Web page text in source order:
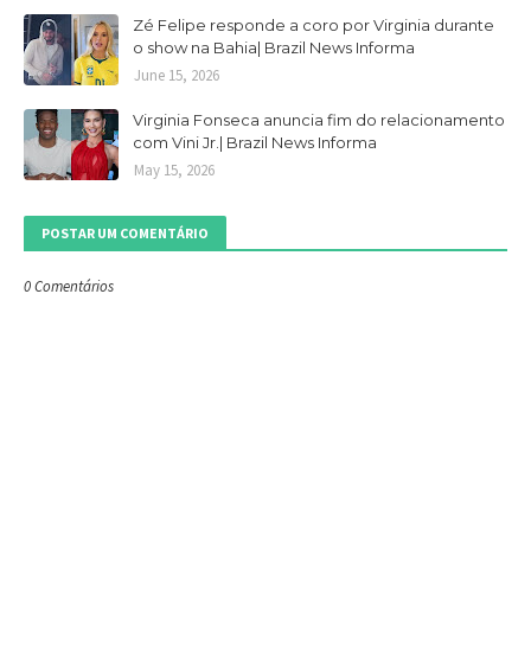
Zé Felipe responde a coro por Virginia durante
o show na Bahia| Brazil News Informa
June 15, 2026
Virginia Fonseca anuncia fim do relacionamento
com Vini Jr.| Brazil News Informa
May 15, 2026
POSTAR UM COMENTÁRIO
0 Comentários